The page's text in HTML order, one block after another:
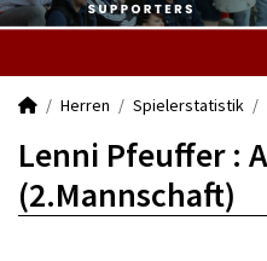
Herren Spielerstatistik
Lenni Pfeuffer :
(2.Mannschaft)